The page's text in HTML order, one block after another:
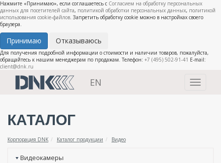
Нажмите «Принимаю», если соглашаетесь с Согласием на обработку персональных
данных для посетителей сайта, политикой обработки персональных данных, политикой
использования cookie-файлов. Запретить обработку cookie можно в настройках своего
браузера.
Принимаю Отказываюсь
Для получения подробной информации о стоимости и наличии товаров, пожалуйста,
обращайтесь к нашим менеджерам по продажам. Телефон: +7 (495) 502-91-41 E-mail:
client@dnk.ru
Toggle
EN
КАТАЛОГ
Корпорация DNK Каталог продукции Видео
Видеокамеры